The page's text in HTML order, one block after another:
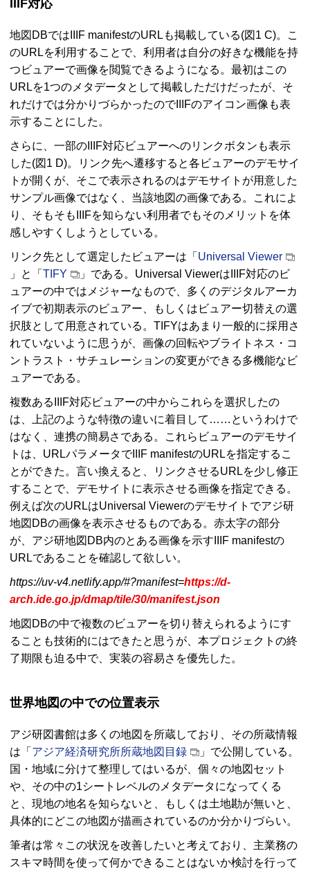
IIIF対応
地図 DBでは IIIF manifestのURL も掲載している(図1 C)。こ
のURLを利用することで、利用者は自分の好きな機能を持
つビュアーで画像を閲覧できるようになる。最初はこの
URLを1つのメタデータとして掲載しただけだったが、そ
れだけでは分かりづらかったのでIIIFのアイコン画像も表
示することにした。
さらに、一部の IIIF対応ビュアーへのリンクボタンも表示
した(図1 D)。リンク先へ遷移すると各ビュアーのデモサイ
トが開くが、そこで表示されるのはデモサイトが用意した
サンプル画像ではなく、当該地図の画像である。これによ
り、そもそも
IIIFを知らない利用者でもそのメリットを体
感しやすくしようとしている。
リンク先として選定したビュアーは「 Universal Viewer
」と「 TIFY 」である。 Universal Viewerは IIIF対応のビ
ュアーの中ではメジャーなもので、多くのデジタルアーカ
イブで初期表示のビュアー、もしくはビュアー切替えの選
択肢として用意されている。 TIFYはあまり一般的に採用さ
れていないように思うが、画像の回転やブライトネス・コ
ントラスト・サチュレーションの変更ができる多機能なビ
ュアーである。
複数ある IIIF対応ビュアーの中からこれらを選択したの
は、上記のような特徴の違いに着目して……というわけで
はなく、連携の簡易さである。これらビュアーのデモサイ
トは、 URLパラメータでIIIF manifestのURLを指定するこ
とができた。言い換えると、リンクさせるURLを少し修正
することで、デモサイトに表示させる画像を指定できる。
例えば次のURLはUniversal Viewerのデモサイトでアジ研
地図 DBの画像を表示させるものである。赤太字の部分
が、アジ研地図 DB内のとある画像を示す IIIF manifestの
URLであることを確認して欲しい。
https://uv-v4.netlify.app/#?manifest=https://d-
arch.ide.go.jp/dmap/tile/30/manifest.json
地図 DBの中で複数のビュアーを切り替えられるようにす
ることも技術的にはできたと思うが、本プロジェクトの終
了期限も迫る中で、実装の容易さを優先した。
世界地図の中での位置表示
アジ研図書館は多くの地図を所蔵しており、その所蔵情報
は「 アジア経済研究所所蔵地図目録
」で公開している。
国・地域に分けて整理してはいるが、個々の地図セット
や、その中の1シートレベルのメタデータになってくる
と、現地の地名を知らないと、もしくは土地勘が無いと、
具体的にどこの地図が描画されているのか分かりづらい。
筆者は常々この状況を改善したいと考えており、主業務の
スキマ時間を使って何かできることはないか検討を行って